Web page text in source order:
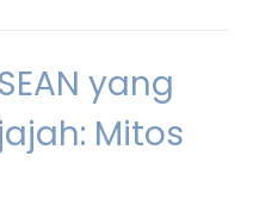
yang
Mitos